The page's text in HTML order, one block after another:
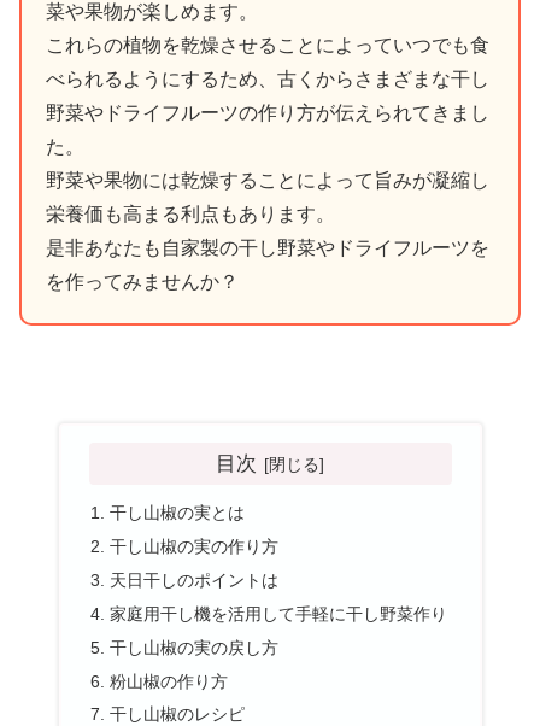
菜や果物が楽しめます。
これらの植物を乾燥させることによっていつでも食
べられるようにするため、古くからさまざまな干し
野菜やドライフルーツの作り方が伝えられてきまし
た。
野菜や果物には乾燥することによって旨みが凝縮し
栄養価も高まる利点もあります。
是非あなたも自家製の干し野菜やドライフルーツを
を作ってみませんか？
目次
干し山椒の実とは
干し山椒の実の作り方
天日干しのポイントは
家庭用干し機を活用して手軽に干し野菜作り
干し山椒の実の戻し方
粉山椒の作り方
干し山椒のレシピ